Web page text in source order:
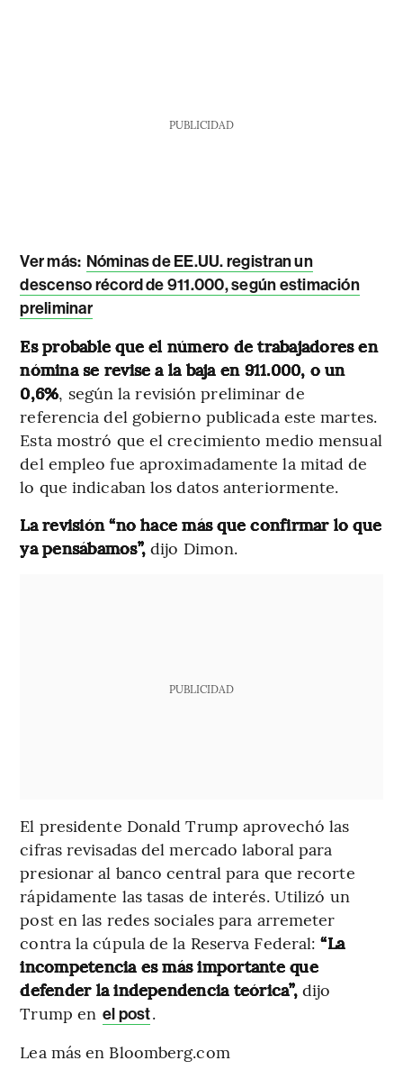
PUBLICIDAD
Ver más: Nóminas de EE.UU. registran un
descenso récord de 911.000, según estimación
preliminar
Es probable que el número de trabajadores en
nómina se revise a la baja en 911.000, o un
0,6%, según la revisión preliminar de
referencia del gobierno publicada este martes.
Esta mostró que el crecimiento medio mensual
del empleo fue aproximadamente la mitad de
lo que indicaban los datos anteriormente.
La revisión “no hace más que confirmar lo que
ya pensábamos”, dijo Dimon.
PUBLICIDAD
El presidente Donald Trump aprovechó las
cifras revisadas del mercado laboral para
presionar al banco central para que recorte
rápidamente las tasas de interés. Utilizó un
post en las redes sociales para arremeter
contra la cúpula de la Reserva Federal:“La
incompetencia es más importante que
defender la independencia teórica”,dijo
Trump en el post.
Lea más en Bloomberg.com